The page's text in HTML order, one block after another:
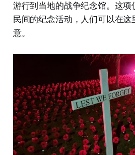
游行到当地的战争纪念馆。这项
民间的纪念活动，人们可以在
意。